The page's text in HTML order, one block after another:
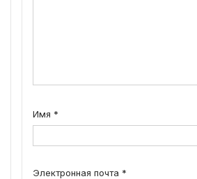
Имя *
Электронная почта *